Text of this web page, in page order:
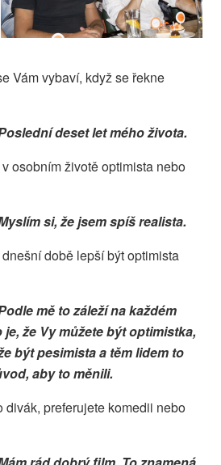
Vám vybaví, když se řekne
deset let mého života.
osobním životě optimista nebo
si, že jsem spíš realista.
době lepší být optimista
mě to záleží na každém
že Vy můžete být optimistka,
být pesimista a těm lidem to
aby to měnili.
divák, preferujete komedii nebo